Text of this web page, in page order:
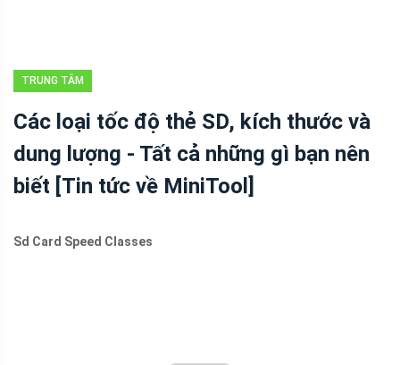
TRUNG TÂM
MINITOOL
Các loại tốc độ thẻ SD, kích thước và
dung lượng - Tất cả những gì bạn nên
biết [Tin tức về MiniTool]
Sd Card Speed Classes